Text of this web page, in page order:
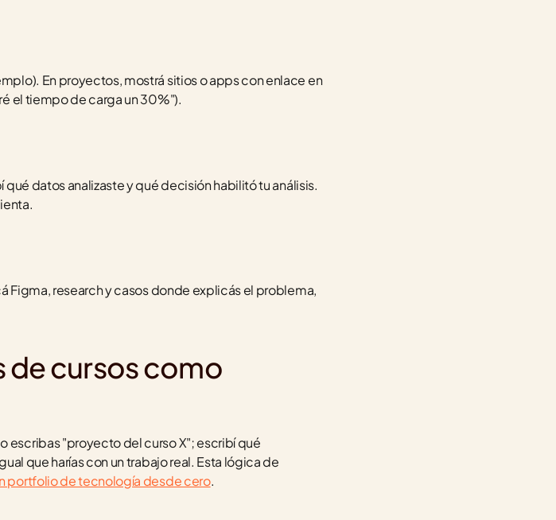
En proyectos, mostrá sitios o apps con enlace en
el tiempo de carga un 30%").
datos analizaste y qué decisión habilitó tu análisis.
Figma, research y casos donde explicás el problema,
cursos como
escribas "proyecto del curso X"; escribí qué
que harías con un trabajo real. Esta lógica de
portfolio de tecnología desde cero.